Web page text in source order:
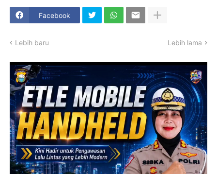
Facebook
Lebih baru Lebih lama